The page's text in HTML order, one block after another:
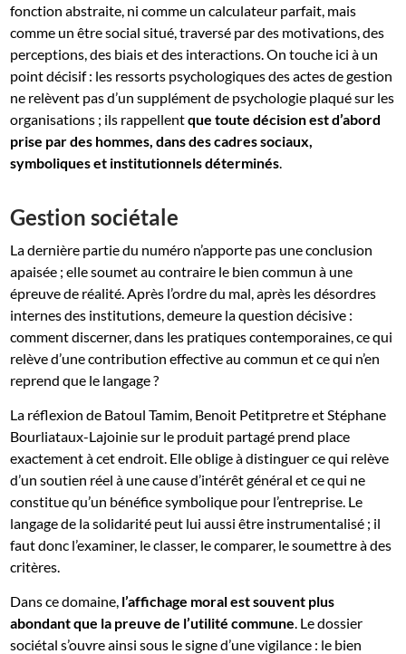
fonction abstraite, ni comme un calculateur parfait, mais
comme un être social situé, traversé par des motivations, des
perceptions, des biais et des interactions. On touche ici à un
point décisif : les ressorts psychologiques des actes de gestion
ne relèvent pas d’un supplément de psychologie plaqué sur les
organisations ; ils rappellentque toute décision est d’abord
prise par des hommes, dans des cadres sociaux,
symboliques et institutionnels déterminés.
Gestion sociétale
La dernière partie du numéro n’apporte pas une conclusion
apaisée ; elle soumet au contraire le bien commun à une
épreuve de réalité. Après l’ordre du mal, après les désordres
internes des institutions, demeure la question décisive :
comment discerner, dans les pratiques contemporaines, ce qui
relève d’une contribution effective au commun et ce qui n’en
reprend que le langage ?
La réflexion de Batoul Tamim, Benoit Petitpretre et Stéphane
Bourliataux-Lajoinie sur le produit partagé prend place
exactement à cet endroit. Elle oblige à distinguer ce qui relève
d’un soutien réel à une cause d’intérêt général et ce qui ne
constitue qu’un bénéfice symbolique pour l’entreprise. Le
langage de la solidarité peut lui aussi être instrumentalisé ; il
faut donc l’examiner, le classer, le comparer, le soumettre à des
critères.
Dans ce domaine, l’affichage moral est souvent plus
abondant que la preuve de l’utilité commune. Le dossier
sociétal s’ouvre ainsi sous le signe d’une vigilance : le bien